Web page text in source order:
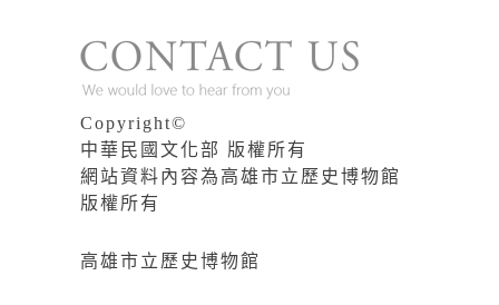
Copyright©
中華民國文化部 版權所有
網站資料內容為高雄市立歷史博物館
版權所有
高雄市立歷史博物館